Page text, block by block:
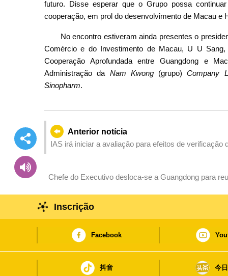
futuro. Disse esperar que o Grupo possa
cooperação, em prol do desenvolvimento de Macau e
No encontro estiveram ainda presentes o
Comércio e do Investimento de Macau, U U
Cooperação Aprofundada entre Guangdong e
Administração da Nam Kwong(grupo)Company
Sinopharm.
Anterior notícia
IAS irá iniciar a avaliação para efeitos de
Chefe do Executivo desloca-se a Guangdong para
Inscrição
Facebook
抖音 今